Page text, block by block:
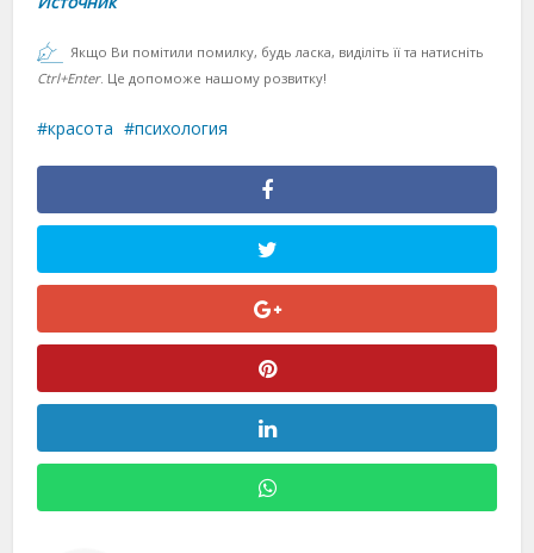
Якщо Ви помітили помилку, будь ласка, виділіть її та натисніть
Ctrl+Enter. Це допоможе нашому розвитку!
красота психология